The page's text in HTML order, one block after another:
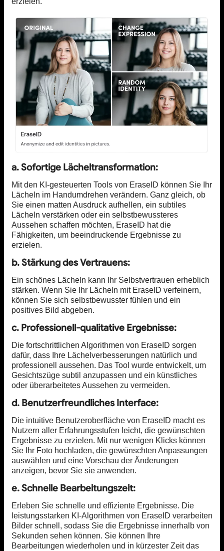
a. Sofortige Lächeltransformation:
Mit den KI-gesteuerten Tools von EraseID können Sie Ihr
Lächeln im Handumdrehen verändern. Ganz gleich, ob
Sie einen matten Ausdruck aufhellen, ein subtiles
Lächeln verstärken oder ein selbstbewussteres
Aussehen schaffen möchten, EraseID hat die
Fähigkeiten, um beeindruckende Ergebnisse zu
erzielen.
b. Stärkung des Vertrauens:
Ein schönes Lächeln kann Ihr Selbstvertrauen erheblich
stärken. Wenn Sie Ihr Lächeln mit EraseID verfeinern,
können Sie sich selbstbewusster fühlen und ein
positives Bild abgeben.
c. Professionell-qualitative Ergebnisse:
Die fortschrittlichen Algorithmen von EraseID sorgen
dafür, dass Ihre Lächelverbesserungen natürlich und
professionell aussehen. Das Tool wurde entwickelt, um
Gesichtszüge subtil anzupassen und ein künstliches
oder überarbeitetes Aussehen zu vermeiden.
d. Benutzerfreundliches Interface:
Die intuitive Benutzeroberfläche von EraseID macht es
Nutzern aller Erfahrungsstufen leicht, die gewünschten
Ergebnisse zu erzielen. Mit nur wenigen Klicks können
Sie Ihr Foto hochladen, die gewünschten Anpassungen
auswählen und eine Vorschau der Änderungen
anzeigen, bevor Sie sie anwenden.
e. Schnelle Bearbeitungszeit:
Erleben Sie schnelle und effiziente Ergebnisse. Die
leistungsstarken KI-Algorithmen von EraseID verarbeiten
Bilder schnell, sodass Sie die Ergebnisse innerhalb von
Sekunden sehen können. Sie können Ihre
Bearbeitungen wiederholen und in kürzester Zeit das